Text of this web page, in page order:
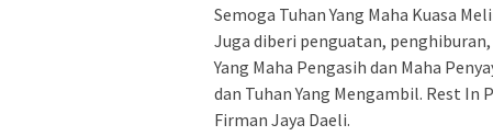
Semoga Tuhan Yang Maha Kuasa
Juga diberi penguatan,
Yang Maha Pengasih dan Maha
dan Tuhan Yang Mengambil. Rest In
Firman Jaya Daeli.